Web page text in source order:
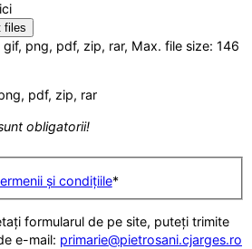
files
png, pdf, zip, rar, Max. file size: 146
pdf, zip, rar
obligatorii!
și condițiile*
formularul de pe site, puteți trimite
e-mail: primarie@pietrosani.cjarges.ro